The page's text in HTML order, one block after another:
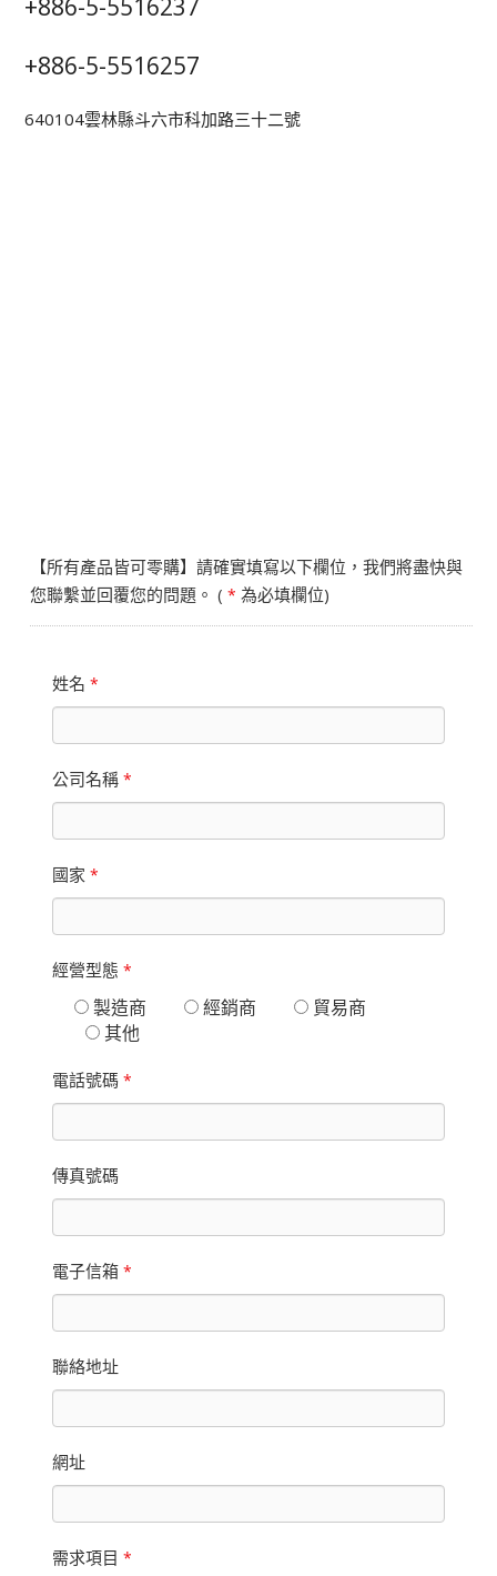
+886-5-5516237
+886-5-5516257
640104雲林縣斗六市科加路三十二號
【所有產品皆可零購】請確實填寫以下欄位，我們將盡快與
您聯繫並回覆您的問題。 (* 為必填欄位)
姓名 *
公司名稱 *
國家 *
經營型態 *
製造商 經銷商
貿易商
其他
電話號碼 *
傳真號碼
電子信箱 *
聯絡地址
網址
需求項目 *